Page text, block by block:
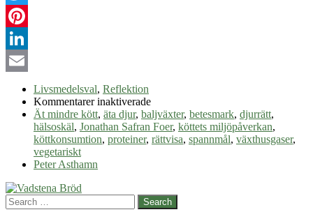
Twitter
Pinterest
LinkedIn
Livsmedelsval, Reflektion
Kommentarer inaktiveradeför
Ät
mindre
kött
Ät mindre kött, äta djur, baljväxter, betesmark, djurrätt,
hälsoskäl, Jonathan Safran Foer, köttets miljöpåverkan,
köttkonsumtion, proteiner, rättvisa, spannmål, växthusgaser,
vegetariskt
Peter Asthamn
Search